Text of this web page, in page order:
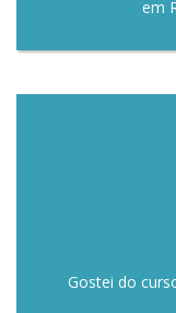
em
Gostei do